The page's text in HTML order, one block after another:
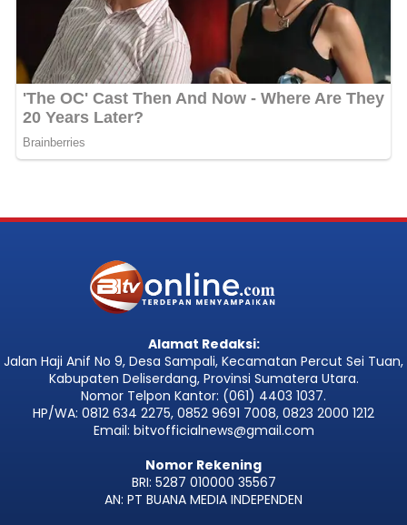
Alamat Redaksi:
Jalan Haji Anif No 9, Desa Sampali, Kecamatan Percut Sei Tuan,
Kabupaten Deliserdang, Provinsi Sumatera Utara.
Nomor Telpon Kantor: (061) 4403 1037.
HP/WA: 0812 634 2275, 0852 9691 7008, 0823 2000 1212
Email: bitvofficialnews@gmail.com
Nomor Rekening
BRI: 5287 010000 35567
AN: PT BUANA MEDIA INDEPENDEN